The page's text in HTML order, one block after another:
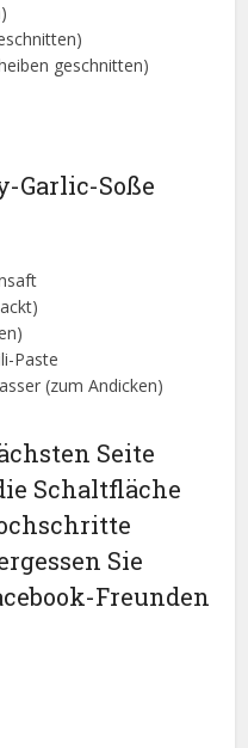
geschnitten)
Garlic-Soße
Paste
(zum Andicken)
Seite
Schaltfläche
Sie
Freunden